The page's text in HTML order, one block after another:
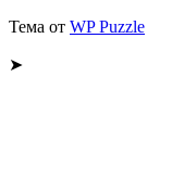
Тема от WP Puzzle
➤